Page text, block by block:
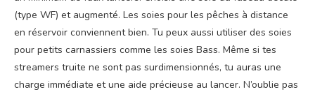
(type WF) et augmenté. Les soies pour les pêches à distance
en réservoir conviennent bien. Tu peux aussi utiliser des soies
pour petits carnassiers comme les soies Bass. Même si tes
streamers truite ne sont pas surdimensionnés, tu auras une
charge immédiate et une aide précieuse au lancer. N’oublie pas